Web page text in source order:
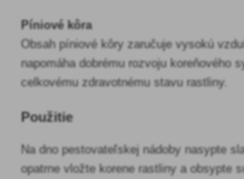
Píniové kôra
Obsah píniové kôry zaručuje vysokú
napomáha dobrému rozvoju koreňového
celkovému zdravotnému stavu rastliny.
Použitie
Na dno pestovateľskej nádoby nasypte
opatrne vložte korene rastliny a obsypte